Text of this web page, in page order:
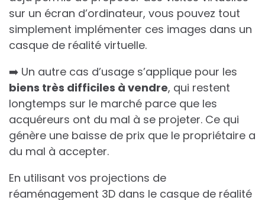
sur un écran d’ordinateur, vous pouvez tout
simplement implémenter ces images dans un
casque de réalité virtuelle.
➡️ Un autre cas d’usage s’applique pour les
biens très difficiles à vendre, qui restent
longtemps sur le marché parce que les
acquéreurs ont du mal à se projeter. Ce qui
génère une baisse de prix que le propriétaire a
du mal à accepter.
En utilisant vos projections de
réaménagement 3D dans le casque de réalité